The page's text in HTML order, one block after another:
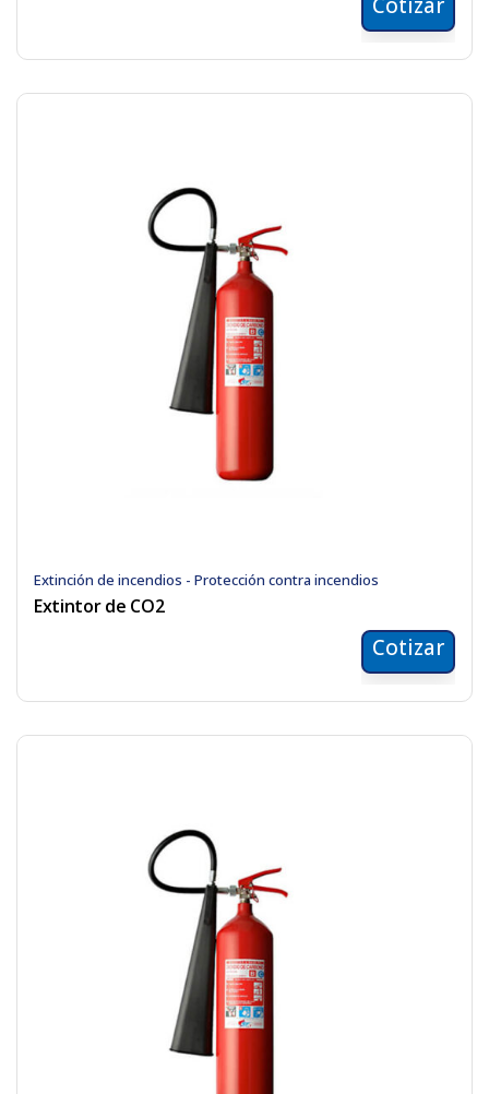
Cotizar
Extinción de incendios - Protección contra incendios
Extintor de CO2
Cotizar